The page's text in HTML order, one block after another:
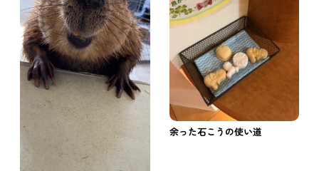
余った石こうの使い道